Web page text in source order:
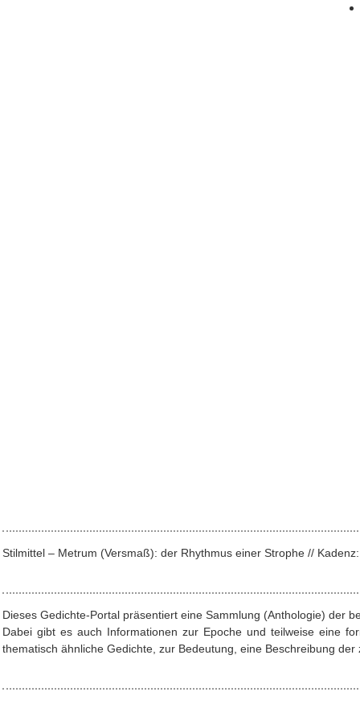
Stilmittel – Metrum (Versmaß): der Rhythmus einer Strophe //
Dieses Gedichte-Portal präsentiert eine Sammlung (Anthologie) der
Dabei gibt es auch Informationen zur Epoche und teilweise eine
thematisch ähnliche Gedichte, zur Bedeutung, eine Beschreibung